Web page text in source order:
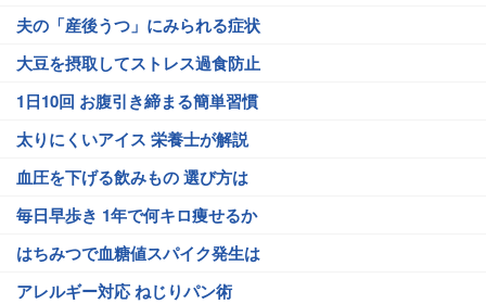
夫の「産後うつ」にみられる症状
大豆を摂取してストレス過食防止
1日10回 お腹引き締まる簡単習慣
太りにくいアイス 栄養士が解説
血圧を下げる飲みもの 選び方は
毎日早歩き 1年で何キロ痩せるか
はちみつで血糖値スパイク発生は
アレルギー対応 ねじりパン術